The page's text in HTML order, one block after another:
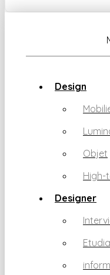
Design
Objet
High-
Designer